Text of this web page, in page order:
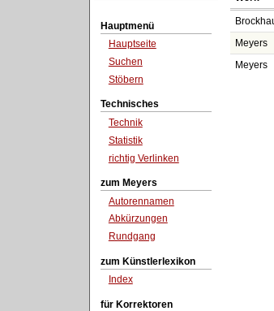
Hauptmenü
Hauptseite
Suchen
Stöbern
Technisches
Technik
Statistik
richtig Verlinken
zum Meyers
Autorennamen
Abkürzungen
Rundgang
zum Künstlerlexikon
Index
für Korrektoren
Meyers
Meyers